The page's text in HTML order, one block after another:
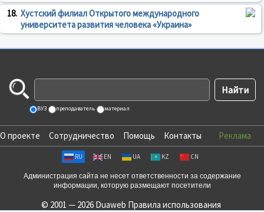
18. Хустский филиал Открытого международного
университета развития человека «Украина»
ВУЗ преподаватель материал
О проекте Сотрудничество Помощь Контакты Реклама
RU EN UA KZ CN
Администрация сайта не несет ответственности за содержание
информации, которую размещают посетители
© 2001 — 2026 Duaweb Правила использования